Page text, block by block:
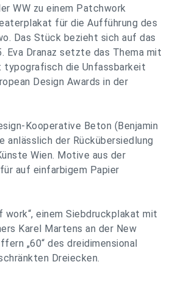
WW zu einem Patchwork
für die Aufführung des
Das Stück bezieht sich auf das
Eva Dranaz setzte das Thema mit
typografisch die Unfassbarkeit
Design Awards in der
Kooperative Beton (Benjamin
anlässlich der Rückübersiedlung
Wien. Motive aus der
auf einfarbigem Papier
einem Siebdruckplakat mit
Karel Martens an der New
„60“ des dreidimensional
Dreiecken.